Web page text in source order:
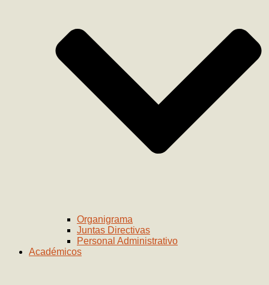
Organigrama
Juntas Directivas
Personal Administrativo
Académicos